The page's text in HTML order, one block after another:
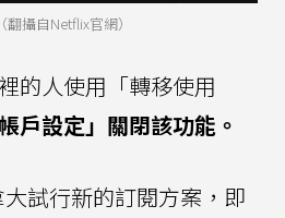
攝自Netflix官網）
的人使用「轉移使用
戶設定」關閉該功能。
試行新的訂閱方案，即